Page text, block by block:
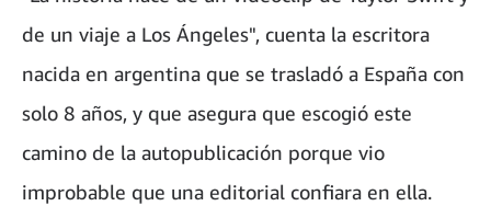
de un viaje a Los Ángeles", cuenta la escritora
nacida en argentina que se trasladó a España con
solo 8 años, y que asegura que escogió este
camino de la autopublicación porque vio
improbable que una editorial confiara en ella.